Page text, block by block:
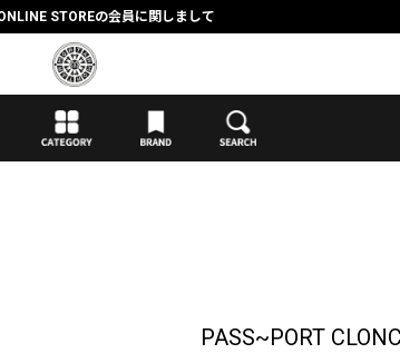
STOREの会員に関しまして
ットカード決済の引き落としに関しまして
みください】抽選応募に関する注意事項
STOREの会員に関しまして
PASS~PORT